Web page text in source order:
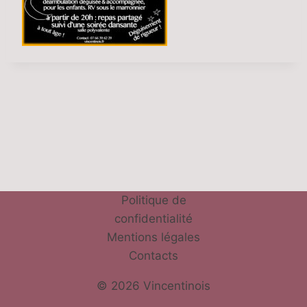
Politique de
confidentialité
Mentions légales
Contacts
© 2026 Vincentinois